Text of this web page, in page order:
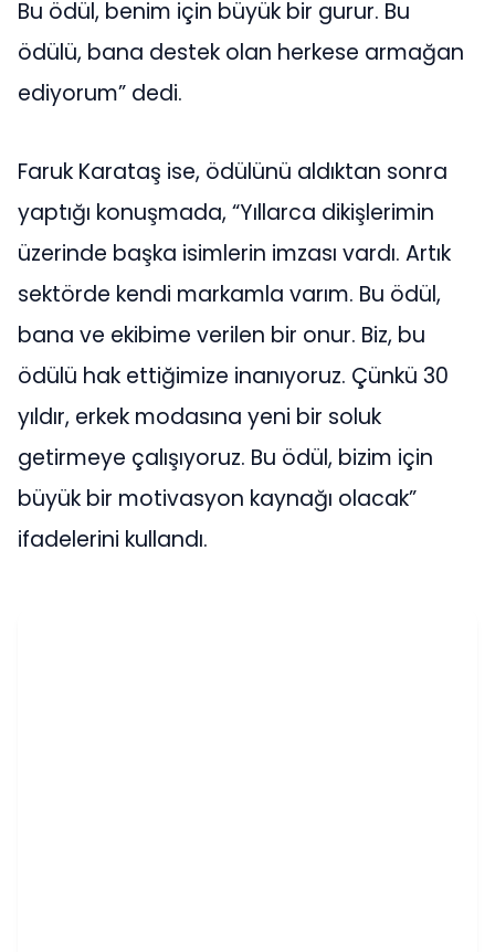
Bu ödül, benim için büyük bir gurur. Bu
ödülü, bana destek olan herkese armağan
ediyorum” dedi.
Faruk Karataş ise, ödülünü aldıktan sonra
yaptığı konuşmada, “Yıllarca dikişlerimin
üzerinde başka isimlerin imzası vardı. Artık
sektörde kendi markamla varım. Bu ödül,
bana ve ekibime verilen bir onur. Biz, bu
ödülü hak ettiğimize inanıyoruz. Çünkü 30
yıldır, erkek modasına yeni bir soluk
getirmeye çalışıyoruz. Bu ödül, bizim için
büyük bir motivasyon kaynağı olacak”
ifadelerini kullandı.